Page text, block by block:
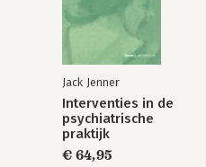
Jack Jenner
Interventies in de
psychiatrische
praktijk
€ 64,95